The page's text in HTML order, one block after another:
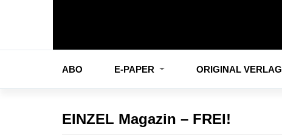
ABO E-PAPER ORIGINAL VERLAG
EINZEL Magazin – FREI!